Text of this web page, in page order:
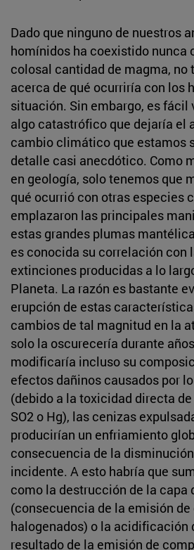
Dado que ninguno de nuestros
homínidos ha coexistido nunca
colosal cantidad de magma, no
acerca de qué ocurriría con los
situación. Sin embargo, es fácil
algo catastrófico que dejaría el
cambio climático que estamos
detalle casi anecdótico. Como
en geología, solo tenemos que
qué ocurrió con otras especies
emplazaron las principales
estas grandes plumas
es conocida su correlación con
extinciones producidas a lo
Planeta. La razón es bastante
erupción de estas
cambios de tal magnitud en la
solo la oscurecería durante
modificaría incluso su
efectos dañinos causados por
(debido a la toxicidad directa
SO2 o Hg), las cenizas
producirían un enfriamiento
consecuencia de la
incidente. A esto habría que
como la destrucción de la capa
(consecuencia de la emisión
halogenados) o la acidificación
resultado de la emisión de